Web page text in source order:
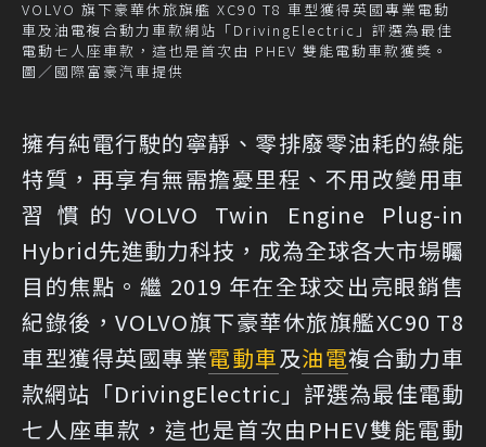
VOLVO 旗下豪華休旅旗艦 XC90 T8 車型獲得英國專業電動
車及油電複合動力車款網站「DrivingElectric」評選為最佳
電動七人座車款，這也是首次由 PHEV 雙能電動車款獲獎。
圖／國際富豪汽車提供
擁有純電行駛的寧靜、零排廢零油耗的綠能
特質，再享有無需擔憂里程、不用改變用車
習慣的VOLVO Twin Engine Plug-in
Hybrid先進動力科技，成為全球各大市場矚
目的焦點。繼 2019 年在全球交出亮眼銷售
紀錄後，VOLVO旗下豪華休旅旗艦XC90 T8
車型獲得英國專業電動車及油電複合動力車
款網站「DrivingElectric」評選為最佳電動
七人座車款，這也是首次由PHEV雙能電動